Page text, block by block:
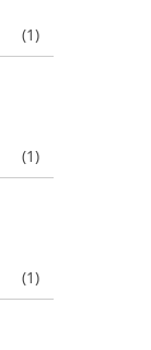
(1)
(1)
(1)